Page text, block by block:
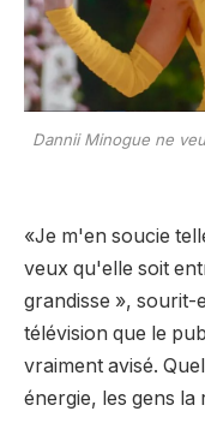
Dannii Minogue ne
«Je m'en soucie
veux qu'elle soit
grandisse », sourit-
télévision que le
vraiment avisé.
énergie, les gens la